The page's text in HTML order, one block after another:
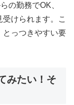
の勤務でOK、
けられます。こ
とっつきやすい要
みたい！そ